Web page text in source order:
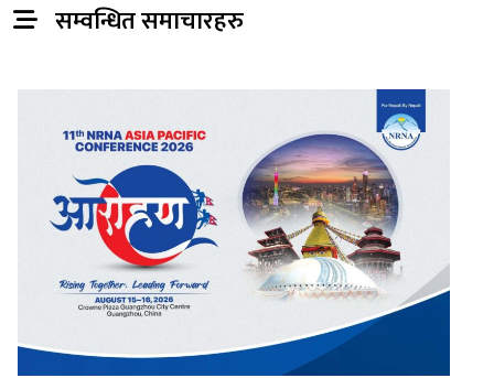
सम्वन्धित समाचारहरु